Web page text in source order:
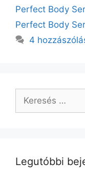
Perfect Body
Perfect Body
4
Keresés:
Legutóbbi